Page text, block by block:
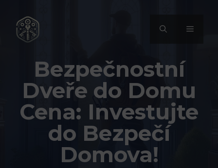
obsah
MENU
Bezpečnostní
Dveře do Domu
Cena: Investujte
do Bezpečí
Domova!